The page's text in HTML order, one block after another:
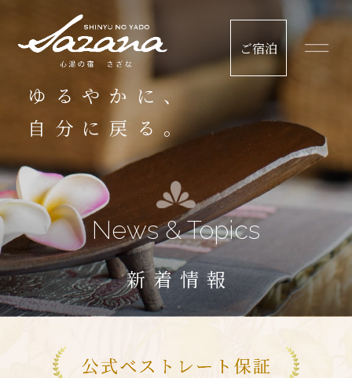
News & Topics
新着情報
ゆるやかに、
自分に戻る。
ご宿泊